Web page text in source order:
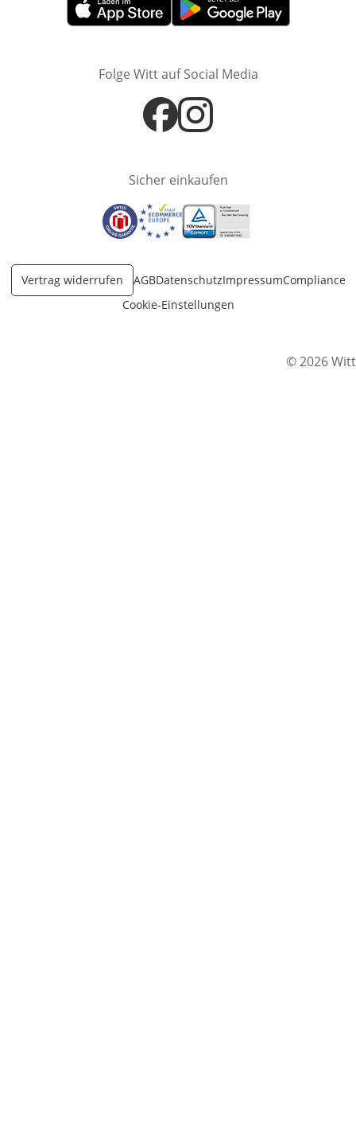
Öffnet in neuem FensterÖffnet in neuem Fenster
Folge Witt auf Social Media
Öffnet in neuem Fenster
Öffnet in neuem Fenster
Sicher einkaufen
Öffnet in neuem Fenster
Öffnet in neuem Fenster
Öffnet in neuem Fenster
Vertrag widerrufen AGBDatenschutzImpressumCompliance
Cookie-Einstellungen
© 2026 Witt